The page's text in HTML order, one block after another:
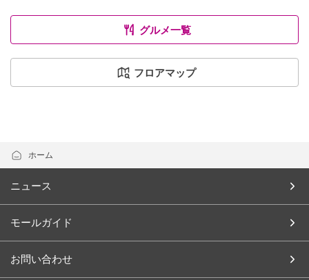
グルメ一覧
フロアマップ
ホーム
ニュース
モールガイド
お問い合わせ